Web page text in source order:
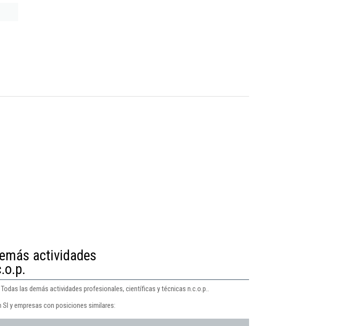
actividades
las demás actividades profesionales, científicas y técnicas n.c.o.p..
y empresas con posiciones similares: